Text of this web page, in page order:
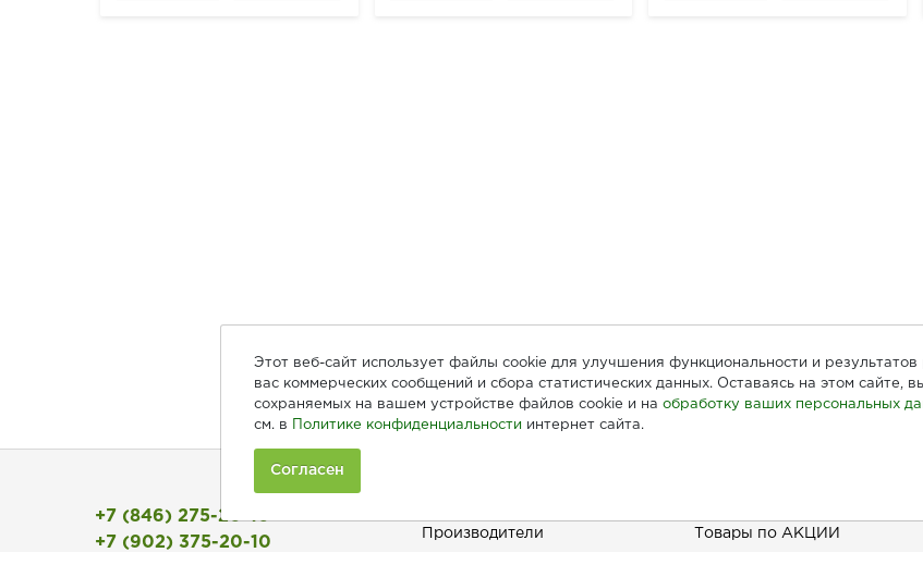
+7 (846) 275-20-10
+7 (902) 375-20-10
Производители Товары по АКЦИИ
Этот веб-сайт использует файлы cookie для улучшения функциональности и
вас коммерческих сообщений и сбора статистических данных. Оставаясь на этом сайте,
сохраняемых на вашем устройстве файлов cookie и на обработку ваших персональных
см. в
Политике конфиденциальности интернет сайта.
Согласен